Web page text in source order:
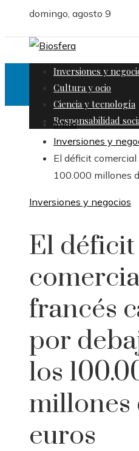
domingo, agosto 9
Inversiones y
Cultura y ocio
Ciencia y tecnología
Responsabilidad
Inicio
Inversiones y
El déficit
100.000 millones
Inversiones y negocios
El déficit
francés
por
los
millones
euros